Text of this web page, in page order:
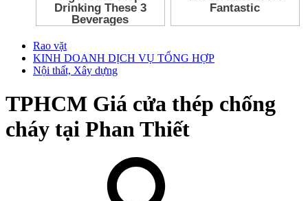
Rao vặt
KINH DOANH DỊCH VỤ TỔNG HỢP
Nội thất, Xây dựng
TPHCM Giá cửa thép chống
cháy tại Phan Thiết